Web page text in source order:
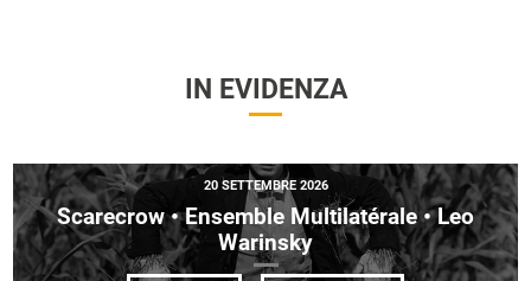
IN EVIDENZA
20 SETTEMBRE 2026
Scarecrow • Ensemble Multilatérale • Leo
Warinsky